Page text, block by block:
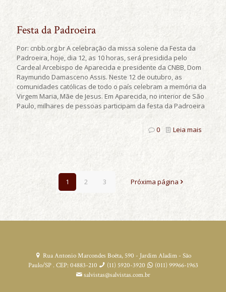
Festa da Padroeira
Por: cnbb.org.br A celebração da missa solene da Festa da
Padroeira, hoje, dia 12, as 10 horas, será presidida pelo
Cardeal Arcebispo de Aparecida e presidente da CNBB, Dom
Raymundo Damasceno Assis. Neste 12 de outubro, as
comunidades católicas de todo o país celebram a memória da
Virgem Maria, Mãe de Jesus. Em Aparecida, no interior de São
Paulo, milhares de pessoas participam da festa da Padroeira
0 Leia mais
1 2 3 Próxima página
Rua Antonio Marcondes Boêta, 590 - Jardim Aladim - São
Paulo/SP . CEP: 04883-210
(11) 5920-3920
(011) 99966-1963
salvistas@salvistas.com.br